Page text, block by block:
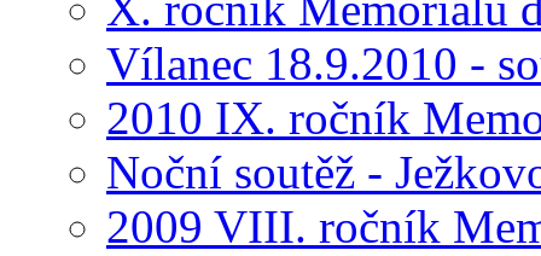
Vílanec 18.9.2010 -
2010 IX. ročník
Noční soutěž -
2009 VIII. ročník